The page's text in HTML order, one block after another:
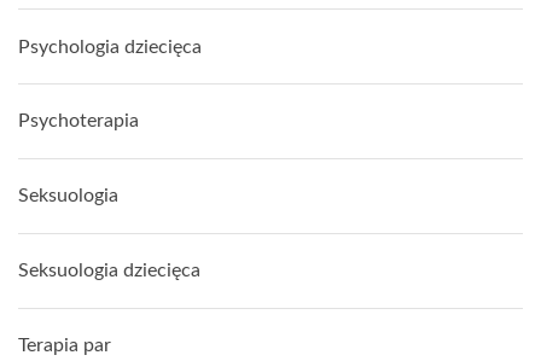
Psychologia dziecięca
Psychoterapia
Seksuologia
Seksuologia dziecięca
Terapia par